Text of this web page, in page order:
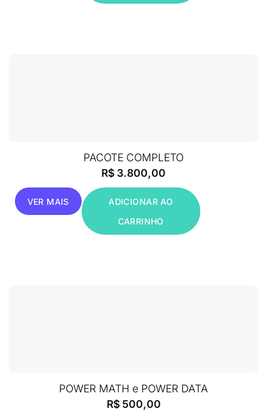
PACOTE COMPLETO
R$ 3.800,00
VER MAIS
ADICIONAR AO
CARRINHO
POWER MATH e POWER DATA
R$500,00